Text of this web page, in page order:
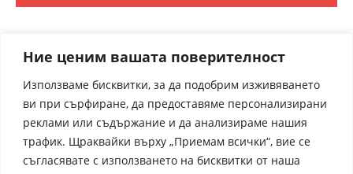
Ние ценим вашата поверителност
Използваме бисквитки, за да подобрим изживяването
ви при сърфиране, да предоставяме персонализирани
реклами или съдържание и да анализираме нашия
трафик. Щраквайки върху „Приемам всички“, вие се
съгласявате с използването на бисквитки от наша